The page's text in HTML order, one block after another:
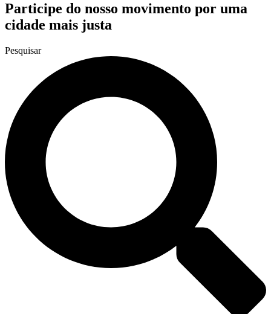
Participe do nosso movimento por uma
cidade mais justa
Pesquisar